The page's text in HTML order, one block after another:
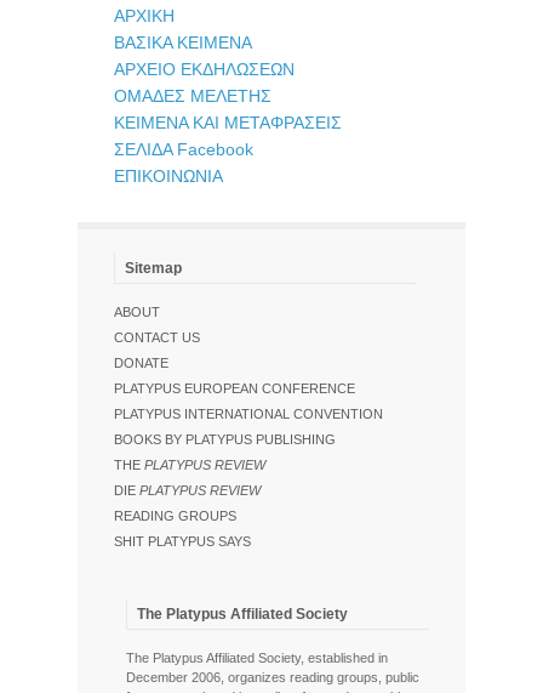
ΑΡΧΙΚΗ
ΒΑΣΙΚΑ ΚΕΙΜΕΝΑ
ΑΡΧΕΙΟ ΕΚΔΗΛΩΣΕΩΝ
ΟΜΑΔΕΣ ΜΕΛΕΤΗΣ
ΚΕΙΜΕΝΑ ΚΑΙ ΜΕΤΑΦΡΑΣΕΙΣ
ΣΕΛΙΔΑ Facebook
ΕΠΙΚΟΙΝΩΝΙΑ
Sitemap
ABOUT
CONTACT US
DONATE
PLATYPUS EUROPEAN CONFERENCE
PLATYPUS INTERNATIONAL CONVENTION
BOOKS BY PLATYPUS PUBLISHING
THE PLATYPUS REVIEW
DIE PLATYPUS REVIEW
READING GROUPS
SHIT PLATYPUS SAYS
The Platypus Affiliated Society
The Platypus Affiliated Society, established in
December 2006, organizes reading groups, public